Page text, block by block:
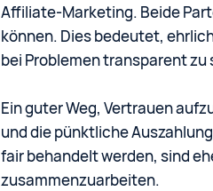
Affiliate-Marketing. Beide
können. Dies bedeutet,
bei Problemen transparent zu
Ein guter Weg, Vertrauen
und die pünktliche
fair behandelt werden, sind
zusammenzuarbeiten.